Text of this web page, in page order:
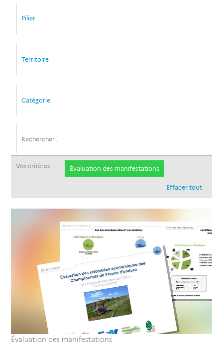
Pilier
Territoire
Catégorie
Vos critères Évaluation des manifestations
Effacer tout
Évaluation des manifestations